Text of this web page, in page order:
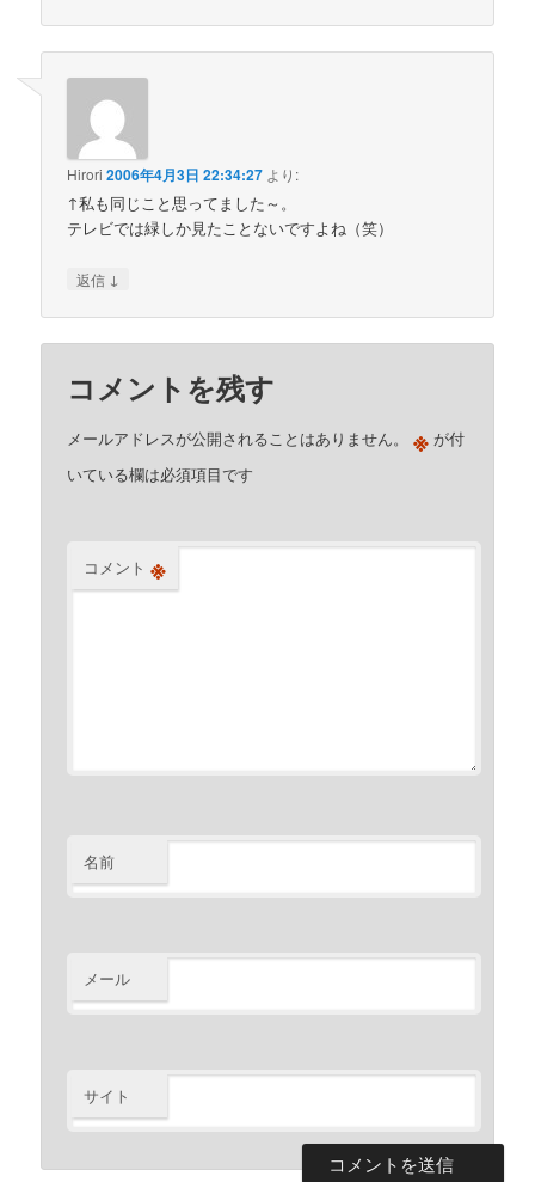
Hirori 2006年4月3日 22:34:27 より:
↑私も同じこと思ってました～。
テレビでは緑しか見たことないですよね（笑）
返信 ↓
コメントを残す
メールアドレスが公開されることはありません。 ※ が付
いている欄は必須項目です
コメント ※
名前
メール
サイト